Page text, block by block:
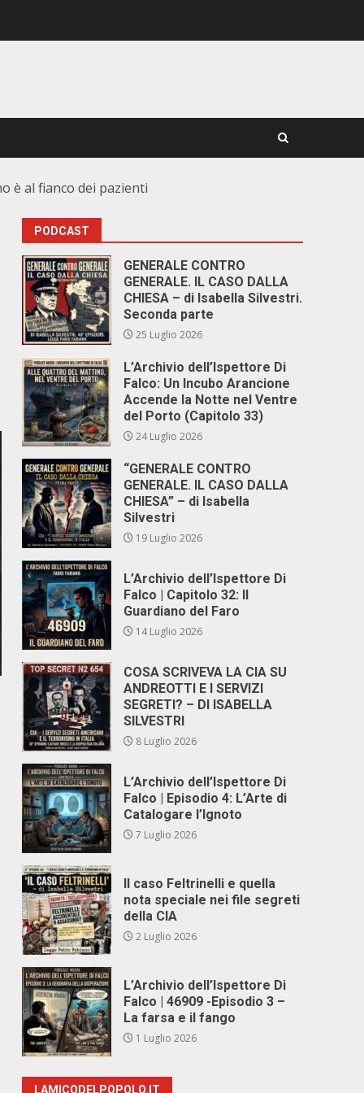
è al fianco dei pazienti
PODCAST
GENERALE CONTRO
GENERALE. IL CASO DALLA
CHIESA – di Isabella Silvestri.
Seconda parte
25 Luglio 2026
L’Archivio dell’Ispettore Di
Falco: Un Incubo Arancione
Accende la Notte nel Ventre
del Porto (Capitolo 33)
24 Luglio 2026
“GENERALE CONTRO
GENERALE. IL CASO DALLA
CHIESA” – di Isabella
Silvestri
19 Luglio 2026
L’Archivio dell’Ispettore Di
Falco | Capitolo 32: Il
Guardiano del Faro
14 Luglio 2026
COSA SCRIVEVA LA CIA SU
ANDREOTTI E I SERVIZI
SEGRETI? – DI ISABELLA
SILVESTRI
8 Luglio 2026
L’Archivio dell’Ispettore Di
Falco | Episodio 4: L’Arte di
Catalogare l’Ignoto
7 Luglio 2026
Il caso Feltrinelli e quella
nota speciale nei file segreti
della CIA
2 Luglio 2026
L’Archivio dell’Ispettore Di
Falco | 46909 -Episodio 3 –
La farsa e il fango
1 Luglio 2026
LAMICODELPOPOLO.IT